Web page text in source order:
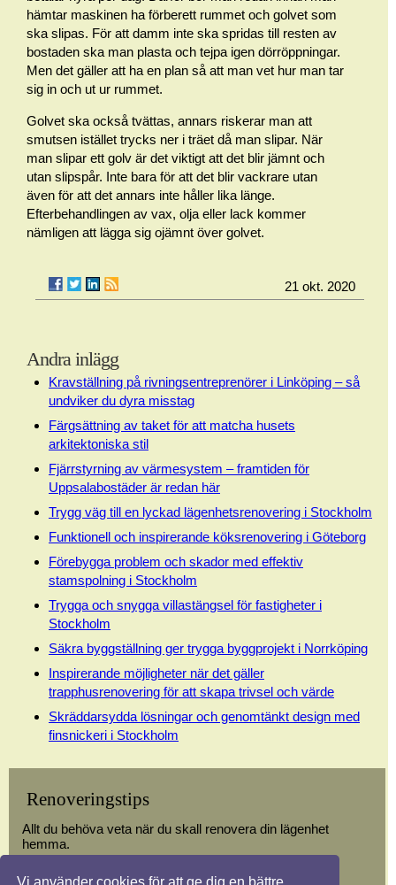
Vi använder cookies för att ge dig en bättre
hämtar maskinen ha förberett rummet och golvet som
ska slipas. För att damm inte ska spridas till resten av
bostaden ska man plasta och tejpa igen dörröppningar.
Men det gäller att ha en plan så att man vet hur man tar
sig in och ut ur rummet.
Golvet ska också tvättas, annars riskerar man att
smutsen istället trycks ner i träet då man slipar. När
man slipar ett golv är det viktigt att det blir jämnt och
utan slipspår. Inte bara för att det blir vackrare utan
även för att det annars inte håller lika länge.
Efterbehandlingen av vax, olja eller lack kommer
nämligen att lägga sig ojämnt över golvet.
21 okt. 2020
Andra inlägg
Kravställning på rivningsentreprenörer i Linköping – så
undviker du dyra misstag
Färgsättning av taket för att matcha husets
arkitektoniska stil
Fjärrstyrning av värmesystem – framtiden för
Uppsalabostäder är redan här
Trygg väg till en lyckad lägenhetsrenovering i Stockholm
Funktionell och inspirerande köksrenovering i Göteborg
Förebygga problem och skador med effektiv
stamspolning i Stockholm
Trygga och snygga villastängsel för fastigheter i
Stockholm
Säkra byggställning ger trygga byggprojekt i Norrköping
Inspirerande möjligheter när det gäller
trapphusrenovering för att skapa trivsel och värde
Skräddarsydda lösningar och genomtänkt design med
finsnickeri i Stockholm
Renoveringstips
Allt du behöva veta när du skall renovera din lägenhet
hemma.